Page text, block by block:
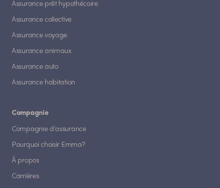
Assurance prêt hypothécaire
Assurance collective
Assurance voyage
Assurance animaux
Assurance auto
Assurance habitation
Compagnie
Compagnie d'assurance
Pourquoi choisir Emma?
À propos
Carrières